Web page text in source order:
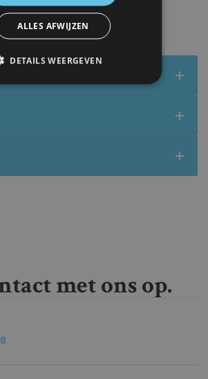
afwijken van de getoonde afbeelding.
met ons op.
ALLES AFWIJZEN
DETAILS WEERGEVEN